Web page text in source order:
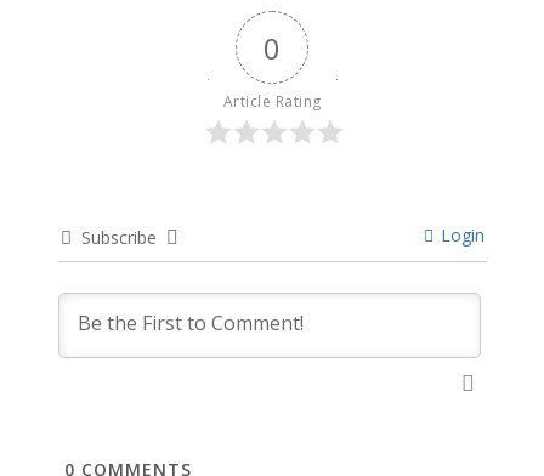
0
Article Rating
Subscribe Login
0 COMMENTS